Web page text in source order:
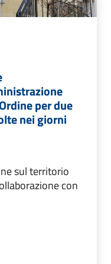
per due
nei giorni
sul territorio
con